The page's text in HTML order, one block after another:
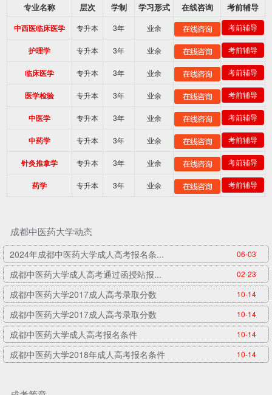
专业名称
层次 学制 学习形式 在线咨询 考前辅导
中西医临床医学 专升本 3年 业余 考前辅导
护理学 专升本 3年 业余 考前辅导
临床医学 专升本 3年 业余 考前辅导
医学检验 专升本 3年 业余 考前辅导
中医学 专升本 3年 业余 考前辅导
中药学 专升本 3年 业余 考前辅导
针灸推拿学 专升本 3年 业余 考前辅导
药学 专升本 3年 业余 考前辅导
成都中医药大学动态
2024年成都中医药大学成人高考报名条... 06-03
成都中医药大学成人高考通过函授站报... 02-23
成都中医药大学2017成人高考录取分数 10-14
成都中医药大学2017成人高考录取分数 10-14
成都中医药大学成人高考报名条件 10-14
成都中医药大学2018年成人高考报名条件 10-14